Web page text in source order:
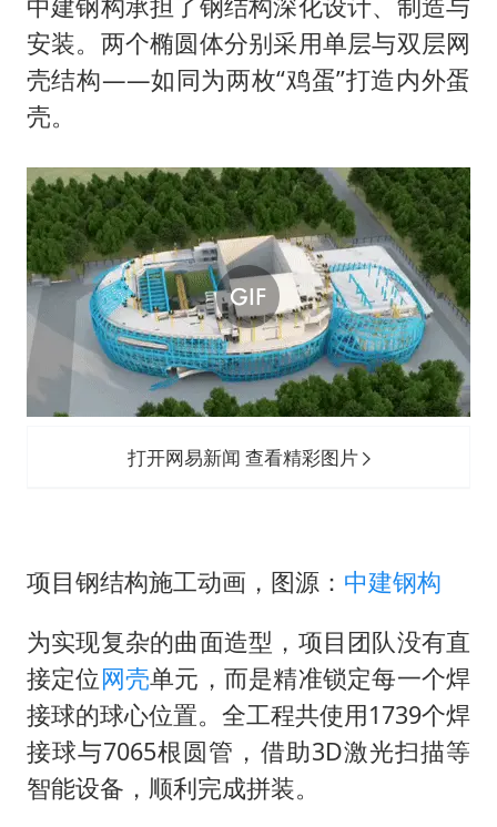
安装。两个椭圆体分别采用单层与双层网
壳结构——如同为两枚“鸡蛋”打造内外蛋
壳。
打开网易新闻 查看精彩图片
项目钢结构施工动画，图源： 中建钢构
为实现复杂的曲面造型，项目团队没有直
接定位网壳单元，而是精准锁定每一个焊
接球的球心位置。全工程共使用1739个焊
接球与7065根圆管，借助3D激光扫描等
智能设备，顺利完成拼装。